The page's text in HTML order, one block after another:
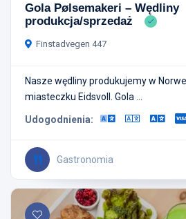
Gola Pølsemakeri – Wędliny
produkcja/sprzedaż
Finstadvegen 447
Nasze wędliny produkujemy w
miasteczku Eidsvoll. Gola ...
Udogodnienia:
Gastronomia